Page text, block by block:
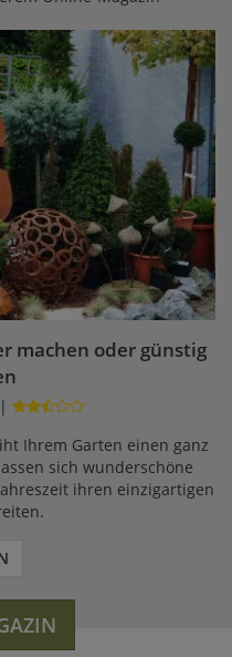
machen oder günstig
Ihrem Garten einen ganz
sich wunderschöne
ihren einzigartigen